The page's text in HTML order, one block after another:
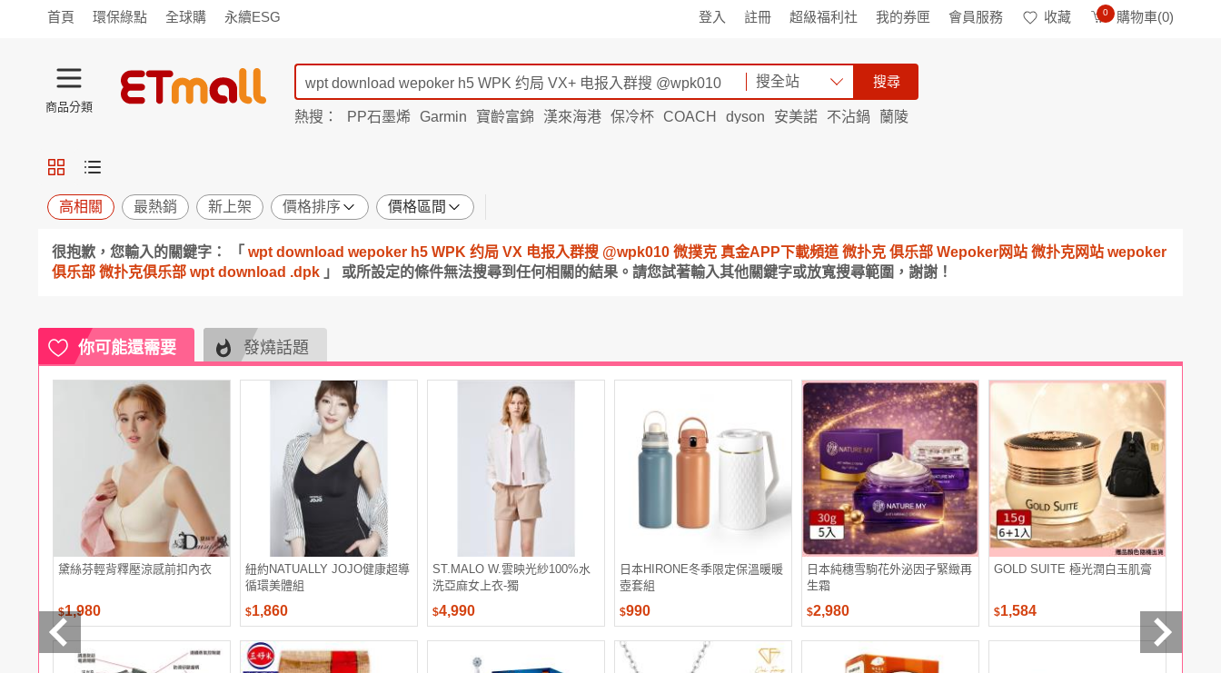
首頁 環保綠點 全球購 永續ESG 登入 註冊 超級福利社 我的券匣 會員服務 收藏 0 購物車(0)
商品分類
旅遊
寵物
保健
用品 機能
窈窕
日用
紙品 清潔
口腔
鍋具
杯瓶 廚衛
休閒
寢具
家具 收納
宗教
Apple
小米 手機平板
穿戴
季節
廚房
電玩
耳機
美髮 香氛
搜全站 搜尋
熱搜： PP石墨烯 Garmin 寶齡富錦 漢來海港 保冷杯 COACH dyson 安美諾 不沾鍋 蘭陵
高相關 最熱銷 新上架 價格排序 價格區間
很抱歉，您輸入的關鍵字： 「 wpt download wepoker h5 WPK 约局 VX 电报入群搜 @wpk010 微撲克 真金APP下載頻道 微扑克 俱乐部 Wepoker网站 微扑克网站 wepoker
俱乐部 微扑克俱乐部 wpt download .dpk 」 或所設定的條件無法搜尋到任何相關的結果。請您試著輸入其他關鍵字或放寬搜尋範圍，謝謝！
你可能還需要 發燒話題
黛絲芬輕背釋壓涼感前扣內衣
$1,980
紐約NATUALLY JOJO健康超導
循環美體組
$1,860
ST.MALO W.雲映光紗100%水
洗亞麻女上衣-獨
$4,990
日本HIRONE冬季限定保溫暖暖
壺套組
$990
日本純穗雪駒花外泌因子緊緻再
生霜
$2,980
GOLD SUITE 極光潤白玉肌膏
$1,584 $3,680